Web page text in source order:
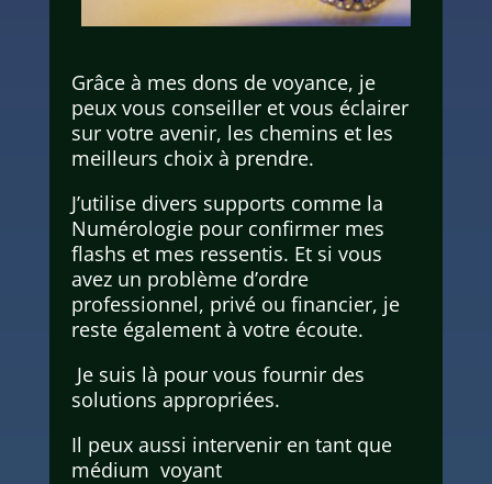
Grâce à mes dons de voyance, je
peux vous conseiller et vous éclairer
sur votre avenir, les chemins et les
meilleurs choix à prendre.
J’utilise divers supports comme la
Numérologie pour confirmer mes
flashs et mes ressentis. Et si vous
avez un problème d’ordre
professionnel, privé ou financier, je
reste également à votre écoute.
Je suis là pour vous fournir des
solutions appropriées.
Il peux aussi intervenir en tant que
médium voyant